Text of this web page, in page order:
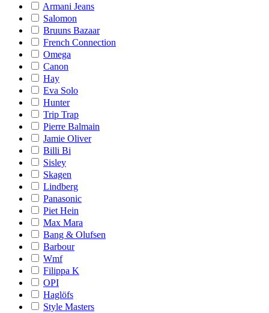
Armani Jeans
Salomon
Bruuns Bazaar
French Connection
Omega
Canon
Hay
Eva Solo
Hunter
Trip Trap
Pierre Balmain
Jamie Oliver
Billi Bi
Sisley
Skagen
Lindberg
Panasonic
Piet Hein
Max Mara
Bang & Olufsen
Barbour
Wmf
Filippa K
OPI
Haglöfs
Style Masters